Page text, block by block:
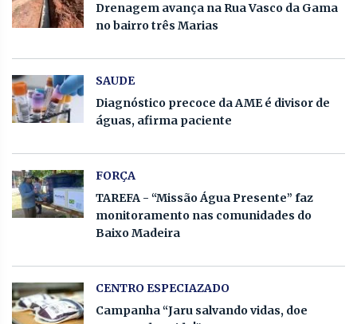
Drenagem avança na Rua Vasco da Gama
no bairro três Marias
SAUDE
Diagnóstico precoce da AME é divisor de
águas, afirma paciente
FORÇA
TAREFA - “Missão Água Presente” faz
monitoramento nas comunidades do
Baixo Madeira
CENTRO ESPECIAZADO
Campanha “Jaru salvando vidas, doe